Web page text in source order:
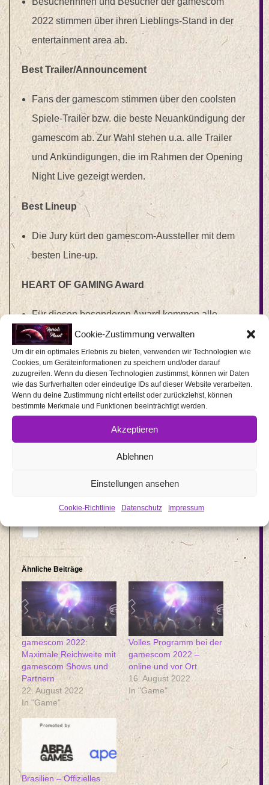
Cookie-Zustimmung verwalten
Um dir ein optimales Erlebnis zu bieten, verwenden wir Technologien wie
Cookies, um Geräteinformationen zu speichern und/oder darauf
zuzugreifen. Wenn du diesen Technologien zustimmst, können wir Daten
wie das Surfverhalten oder eindeutige IDs auf dieser Website verarbeiten.
Wenn du deine Zustimmung nicht erteilst oder zurückziehst, können
bestimmte Merkmale und Funktionen beeinträchtigt werden.
Akzeptieren
Ablehnen
Einstellungen ansehen
Cookie-Richtlinie Datenschutz Impressum
2022 stimmen über ihren Lieblings-Stand in der
entertainment area ab.
Best Trailer/Announcement
Fans der gamescom stimmen über den coolsten
Spiele-Trailer bzw. die beste Neuankündigung der
gamescom ab. Zur Wahl stehen u.a. alle Trailer
und Ankündigungen, die im Rahmen der Opening
Night Live gezeigt werden.
Best Lineup
Die Jury kürt den gamescom-Aussteller mit dem
besten Line-up.
HEART OF GAMING Award
Für diesen besonderen Award kommen alle
Highlights der gamescom in Frage: Neben
Spielen, Erweiterungen und Technologien auch
Personen, Institutionen, Unternehmen, Konzepte
oder Begriffe.
Ähnliche Beiträge
gamescom 2022:
Maximale Reichweite mit
gamescom Shows und
Partnern
22. August 2022
In "Game"
Volles Programm bei der
gamescom 2022 –
online und vor Ort
16. August 2022
In "Game"
Brasilien – Offizielles